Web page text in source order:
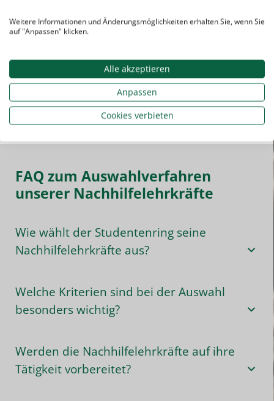
verschaffen oder sich als
Lehrkraft beim Studentenring
Zu unseren Nachhilfelehrern.
Als Nachhilfelehrer bewerben.
FAQ zum Auswahlverfahren
unserer Nachhilfelehrkräfte
Wie wählt der Studentenring seine
Nachhilfelehrkräfte aus?
Welche Kriterien sind bei der Auswahl
besonders wichtig?
Werden die Nachhilfelehrkräfte auf ihre
Tätigkeit vorbereitet?
Weitere Informationen und Änderungsmöglichkeiten erhalten Sie, wenn Sie
auf "Anpassen" klicken.
Alle akzeptieren
Anpassen
Cookies verbieten